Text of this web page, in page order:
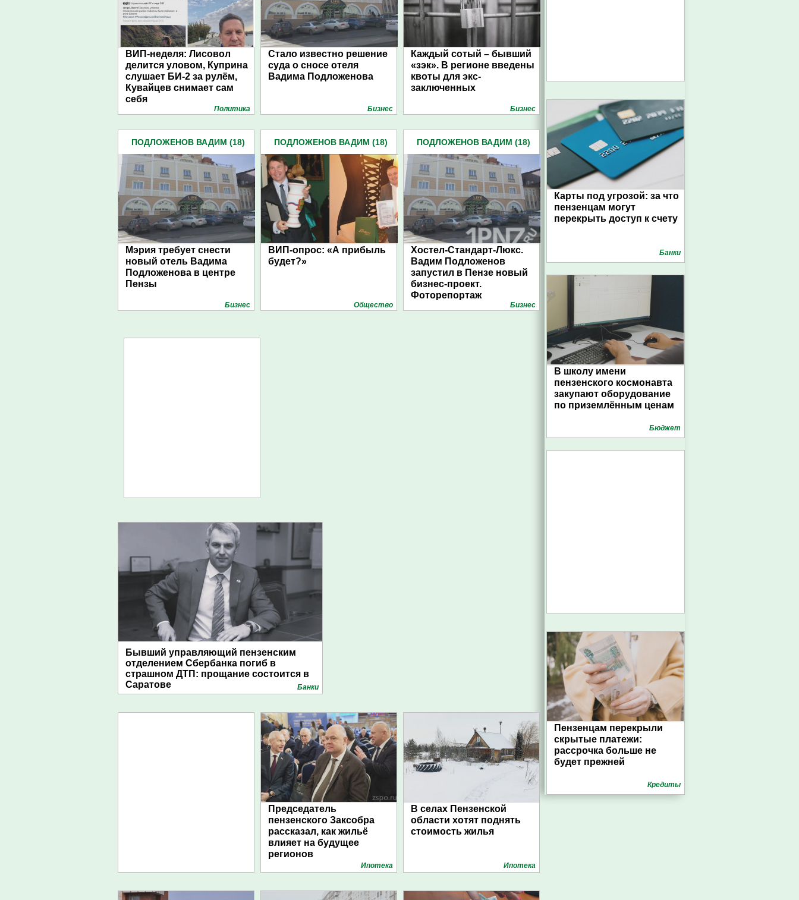
ВИП-неделя: Лисовол
делится уловом, Куприна
слушает БИ-2 за рулём,
Кувайцев снимает сам
себя
Политика
Стало известно решение
суда о сносе отеля
Вадима Подложенова
Бизнес
Каждый сотый – бывший
«зэк». В регионе введены
квоты для экс-
заключенных
Бизнес
ПОДЛОЖЕНОВ ВАДИМ (18)
Мэрия требует снести
новый отель Вадима
Подложенова в центре
Пензы
Бизнес
ПОДЛОЖЕНОВ ВАДИМ (18)
ВИП-опрос: «А прибыль
будет?»
Общество
ПОДЛОЖЕНОВ ВАДИМ (18)
Хостел-Стандарт-Люкс.
Вадим Подложенов
запустил в Пензе новый
бизнес-проект.
Фоторепортаж
Бизнес
Бывший управляющий пензенским
отделением Сбербанка погиб в
страшном ДТП: прощание состоится в
Саратове
Банки
Председатель
пензенского Заксобра
рассказал, как жильё
влияет на будущее
регионов
Ипотека
В селах Пензенской
области хотят поднять
стоимость жилья
Ипотека
Карты под угрозой: за что
пензенцам могут
перекрыть доступ к счету
Банки
В школу имени
пензенского космонавта
закупают оборудование
по приземлённым ценам
Бюджет
Пензенцам перекрыли
скрытые платежи:
рассрочка больше не
будет прежней
Кредиты